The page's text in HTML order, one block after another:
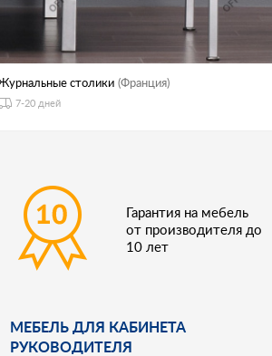
столики (Франция)
7-20 дней
Гарантия на мебель
от производителя до
10 лет
МЕБЕЛЬ ДЛЯ КАБИНЕТА
РУКОВОДИТЕЛЯ